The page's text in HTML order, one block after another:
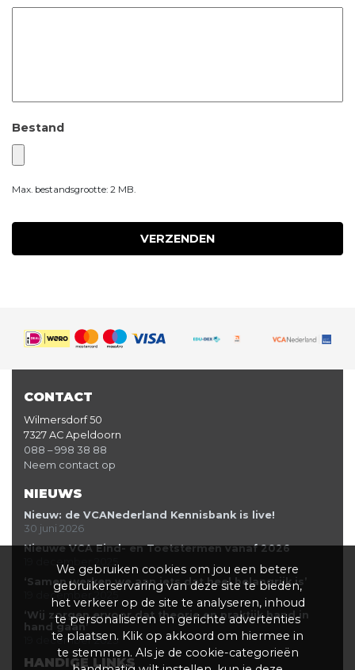
Bestand
Max. bestandsgrootte: 2 MB.
CONTACT
Wilmersdorf 50
7327 AC Apeldoorn
088 – 998 38 88
Neem contact op
NIEUWS
Nieuw: de VCANederland Kennisbank is live!
30 juni 2026
Nieuwe VCA Eind- en Toetstermen vanaf 2026
19 december 2025
‘Samen werken we aan iets dat heel belangrijk is’
19 december 2025
‘Wij zorgen ervoor dat theorie en praktijk hand in
hand gaan’
19 december 2025
HANDIGE LINKS
We gebruiken cookies om jou een betere
gebruikerservaring van deze site te bieden,
het verkeer op de site te analyseren, inhoud
te personaliseren en gerichte advertenties
te plaatsen. Klik op akkoord om hiermee in
te stemmen. Als je de cookie-categorieën